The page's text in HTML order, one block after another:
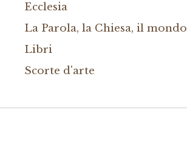
Ecclesia
La Parola, la Chiesa, il mondo
Libri
Scorte d'arte